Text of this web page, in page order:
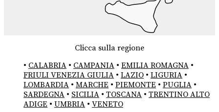
Clicca sulla regione
• CALABRIA • CAMPANIA • EMILIA ROMAGNA •
FRIULI VENEZIA GIULIA • LAZIO • LIGURIA •
LOMBARDIA • MARCHE • PIEMONTE • PUGLIA •
SARDEGNA • SICILIA • TOSCANA • TRENTINO ALTO
ADIGE • UMBRIA • VENETO